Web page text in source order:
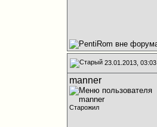
23.01.2013, 03:03
manner
Старожил